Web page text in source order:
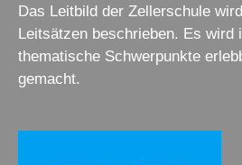
Das Leitbild der Zellerschule
Leitsätzen beschrieben. Es wird
thematische Schwerpunkte
gemacht.